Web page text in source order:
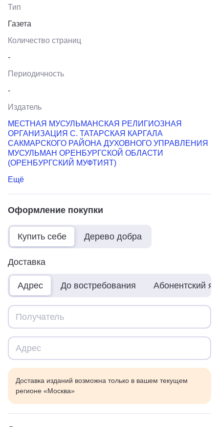
Тип
Газета
Количество страниц
-
Периодичность
-
Издатель
МЕСТНАЯ МУСУЛЬМАНСКАЯ РЕЛИГИОЗНАЯ
ОРГАНИЗАЦИЯ С. ТАТАРСКАЯ КАРГАЛА
САКМАРСКОГО РАЙОНА ДУХОВНОГО УПРАВЛЕНИЯ
МУСУЛЬМАН ОРЕНБУРГСКОЙ ОБЛАСТИ
(ОРЕНБУРГСКИЙ МУФТИЯТ)
Ещё
Оформление покупки
Купить себе Дерево добра
Доставка
Адрес До востребования Абонентский
Доставка изданий возможна только в вашем текущем
регионе «Москва»